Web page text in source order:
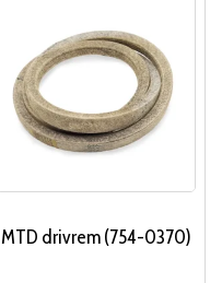
MTD drivrem (754-0370)